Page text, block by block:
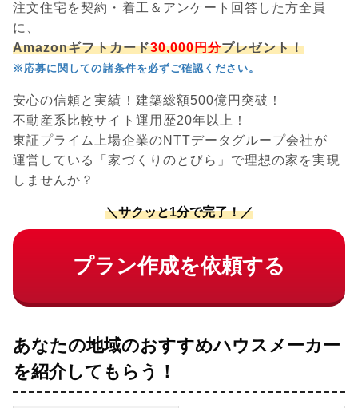
注文住宅を契約・着工＆アンケート回答した方全員
に、
Amazonギフトカード30,000円分プレゼント！
※応募に関しての諸条件を必ずご確認ください。
安心の信頼と実績！建築総額500億円突破！
不動産系比較サイト運用歴20年以上！
東証プライム上場企業のNTTデータグループ会社が
運営している「家づくりのとびら」で理想の家を実現
しませんか？
＼サクッと1分で完了！／
プラン作成を依頼する
あなたの地域のおすすめハウスメーカー
を紹介してもらう！